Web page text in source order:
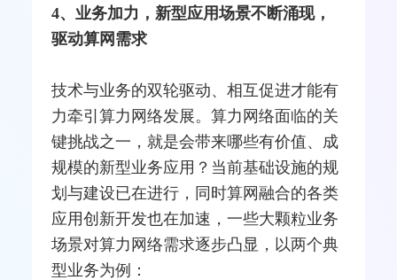
4、业务加力，新型应用场景不断涌现，
驱动算网需求
技术与业务的双轮驱动、相互促进才能有
力牵引算力网络发展。算力网络面临的关
键挑战之一，就是会带来哪些有价值、成
规模的新型业务应用？当前基础设施的规
划与建设已在进行，同时算网融合的各类
应用创新开发也在加速，一些大颗粒业务
场景对算力网络需求逐步凸显，以两个典
型业务为例：